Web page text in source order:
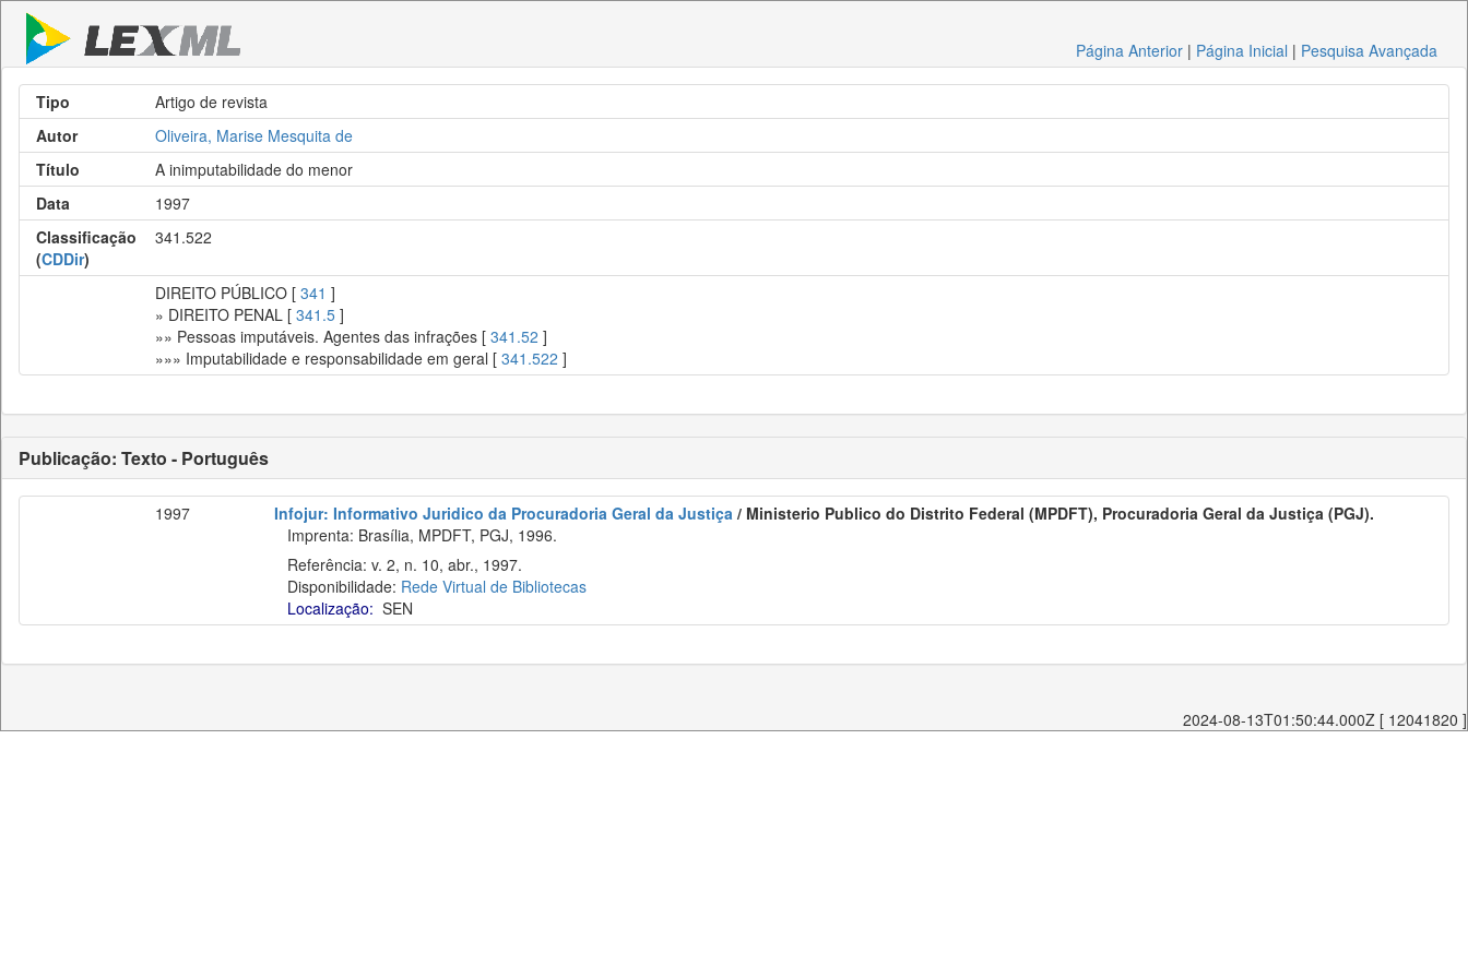
Página Anterior | Página Inicial | Pesquisa Avançada
Tipo
Artigo de revista
Autor
Oliveira, Marise Mesquita de
Título
A inimputabilidade do menor
Data
1997
Classificação
(CDDir)
341.522
DIREITO PÚBLICO [ 341 ]
» DIREITO PENAL [ 341.5 ]
»» Pessoas imputáveis. Agentes das infrações [ 341.52 ]
»»» Imputabilidade e responsabilidade em geral [ 341.522 ]
Publicação: Texto - Português
1997 Infojur: Informativo Juridico da Procuradoria Geral da Justiça / Ministerio Publico do Distrito Federal (MPDFT), Procuradoria Geral da Justiça (PGJ).
Imprenta: Brasília, MPDFT, PGJ, 1996.
Referência: v. 2, n. 10, abr., 1997.
Disponibilidade: Rede Virtual de Bibliotecas
Localização: SEN
2024-08-13T01:50:44.000Z [ 12041820 ]